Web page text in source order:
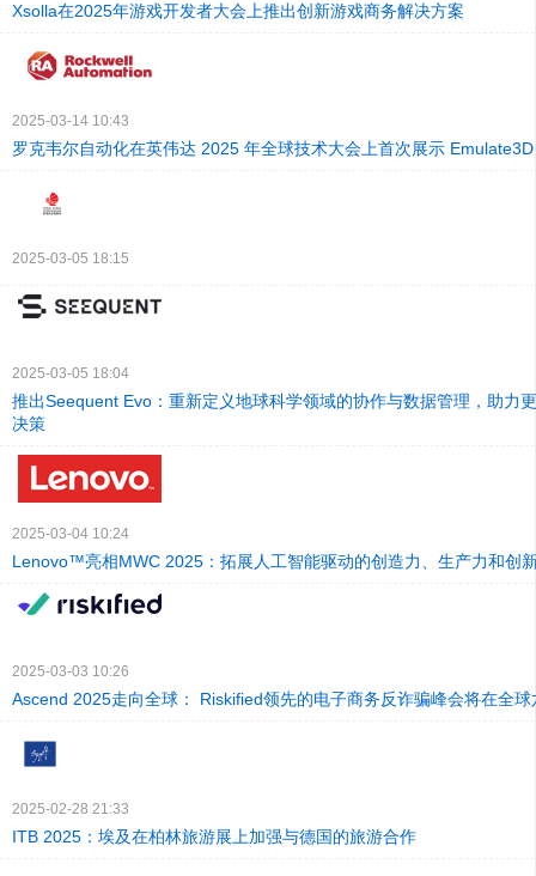
Xsolla在2025年游戏开发者大会上推出创新游戏商务解决方案
2025-03-14 10:43
罗克韦尔自动化在英伟达 2025 年全球技术大会上首次展示
2025-03-05 18:15
2025-03-05 18:04
推出Seequent Evo：重新定义地球科学领域的协作与数据管理，助力
决策
2025-03-04 10:24
Lenovo™亮相MWC 2025：拓展人工智能驱动的创造力、生产力和创
2025-03-03 10:26
Ascend 2025走向全球： Riskified领先的电子商务反诈骗峰会将在全
2025-02-28 21:33
ITB 2025：埃及在柏林旅游展上加强与德国的旅游合作